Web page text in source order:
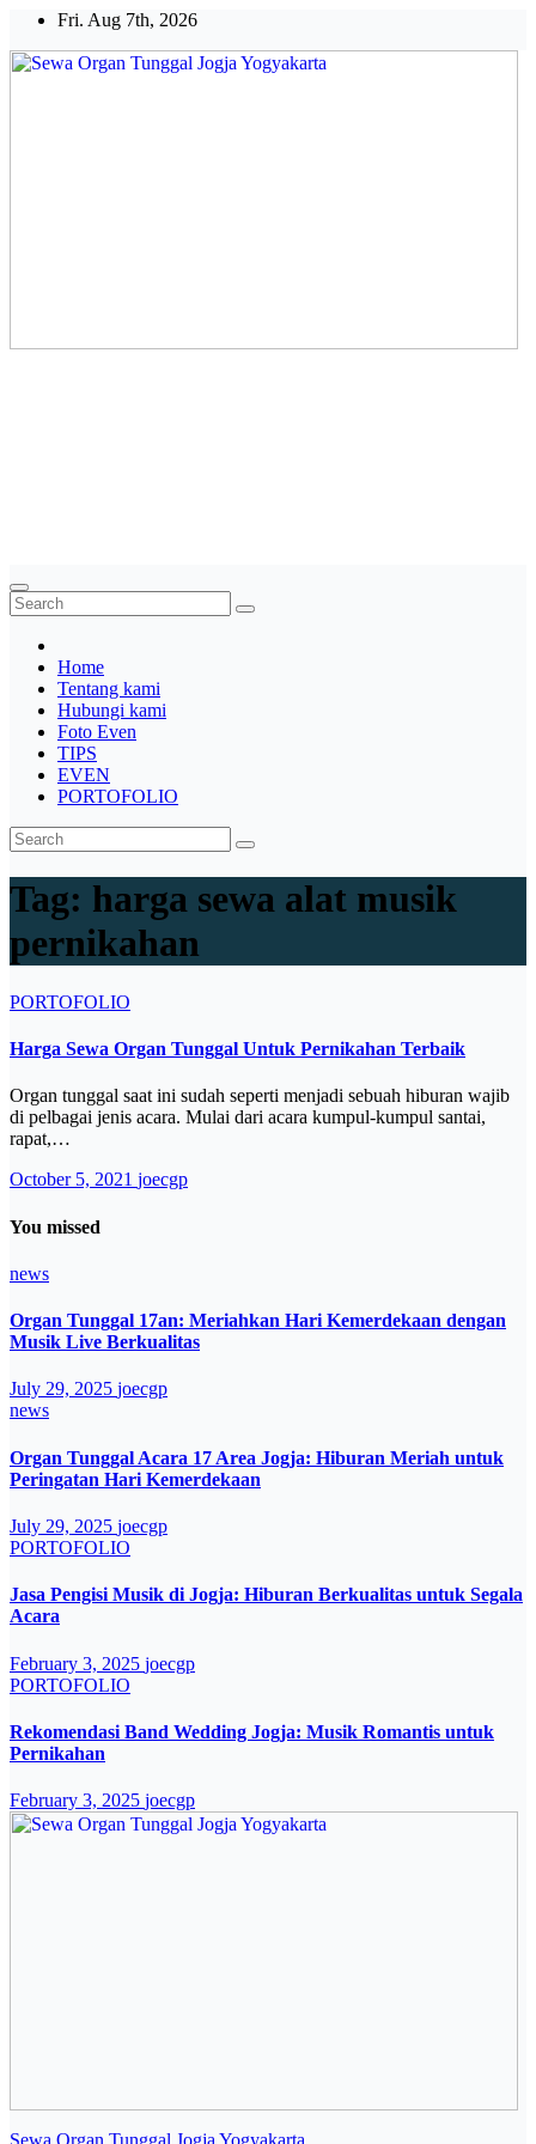
Skip
content
Fri. Aug 7th, 2026
Home
Tentang kami
Hubungi kami
Foto Even
TIPS
EVEN
PORTOFOLIO
Tag: harga sewa alat musik
pernikahan
PORTOFOLIO
Harga Sewa Organ Tunggal Untuk Pernikahan Terbaik
Organ tunggal saat ini sudah seperti menjadi sebuah hiburan wajib
di pelbagai jenis acara. Mulai dari acara kumpul-kumpul santai,
rapat,…
October 5, 2021 joecgp
You missed
news
Organ Tunggal 17an: Meriahkan Hari Kemerdekaan dengan
Musik Live Berkualitas
July 29, 2025 joecgp
news
Organ Tunggal Acara 17 Area Jogja: Hiburan Meriah untuk
Peringatan Hari Kemerdekaan
July 29, 2025 joecgp
PORTOFOLIO
Jasa Pengisi Musik di Jogja: Hiburan Berkualitas untuk Segala
Acara
February 3, 2025 joecgp
PORTOFOLIO
Rekomendasi Band Wedding Jogja: Musik Romantis untuk
Pernikahan
February 3, 2025 joecgp
Sewa Organ Tunggal Jogja Yogyakarta